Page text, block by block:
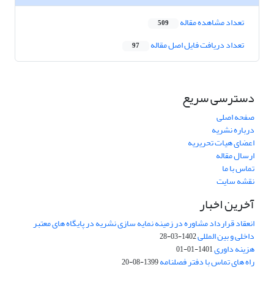
تعداد مشاهده مقاله 509
تعداد دریافت فایل اصل مقاله 97
دسترسی سریع
صفحه اصلی
درباره نشریه
اعضای هیات تحریریه
ارسال مقاله
تماس با ما
نقشه سایت
آخرین اخبار
انعقاد قرارداد مشاوره در زمینه نمایه سازی نشریه در پایگاه های معتبر
داخلی و بین المللی1402-03-28
هزینه داوری1401-01-01
راه های تماس با دفتر فصلنامه1399-08-20